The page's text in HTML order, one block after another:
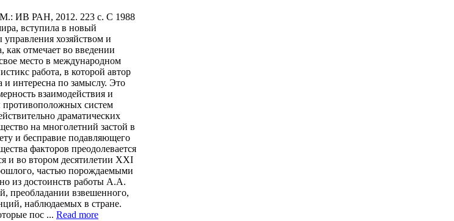
РАН, 2012. 223 с. С 1988
вступила в новый
хозяйством и
как отмечает во введении
место в международном
работа, в которой автор
интересна по замыслу. Это
взаимодействия и
противоположных систем
драматических
на многолетний застой в
и бесправие подавляющего
факторов преодолевается
и во втором десятилетии XXI
частью порождаемыми
из достоинств работы А.А.
преобладании взвешенного,
наблюдаемых в стране.
пос ... Read more